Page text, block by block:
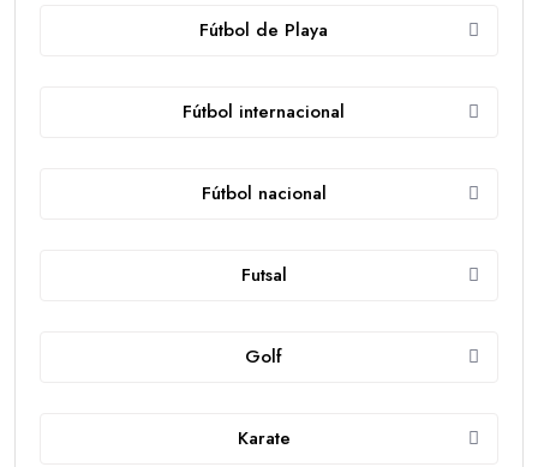
Fútbol de Playa
Fútbol internacional
Fútbol nacional
Futsal
Golf
Karate